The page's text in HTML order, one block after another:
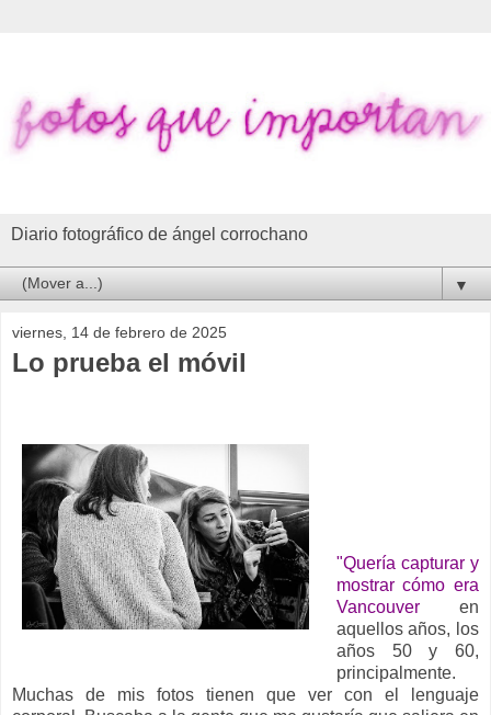
Diario fotográfico de ángel corrochano
▼
viernes, 14 de febrero de 2025
Lo prueba el móvil
"Quería capturar y
mostrar cómo era
Vancouver en
aquellos años, los
años 50 y 60,
principalmente.
Muchas de mis fotos tienen que ver con el lenguaje